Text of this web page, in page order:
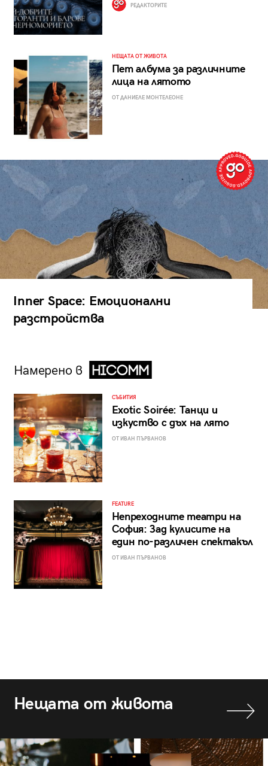
РЕДАКТОРИТЕ
НЕЩАТА ОТ ЖИВОТА
Пет албума за различните
лица на лятото
ОТ ДАНИЕЛЕ МОНТЕЛЕОНЕ
Inner Space: Емоционални
разстройства
Намерено в
СЪБИТИЯ
Exotic Soirée: Танци и
изкуство с дъх на лято
ОТ ИВАН ПЪРВАНОВ
FEATURE
Непреходните театри на
София: Зад кулисите на
един по-различен спектакъл
ОТ ИВАН ПЪРВАНОВ
Нещата от живота